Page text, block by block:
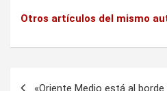
Otros artículos del mismo
«Oriente Medio está al